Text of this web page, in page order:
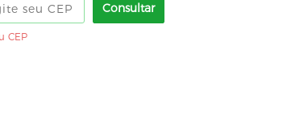
Consultar
CEP